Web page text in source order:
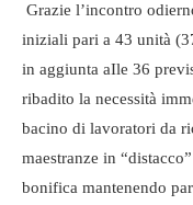
Grazie l’incontro
iniziali pari a 43 unità
in aggiunta aIle 36
ribadito la necessità
bacino di lavoratori da
maestranze in
bonifica mantenendo